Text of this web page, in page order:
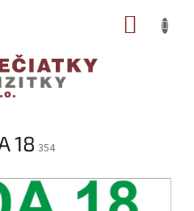
18 354